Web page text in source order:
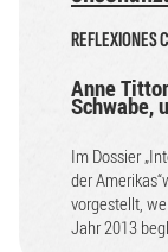
REFLEXIONES
Anne
Schwabe,
Im Dossier
der
vorgestellt,
Jahr 2013